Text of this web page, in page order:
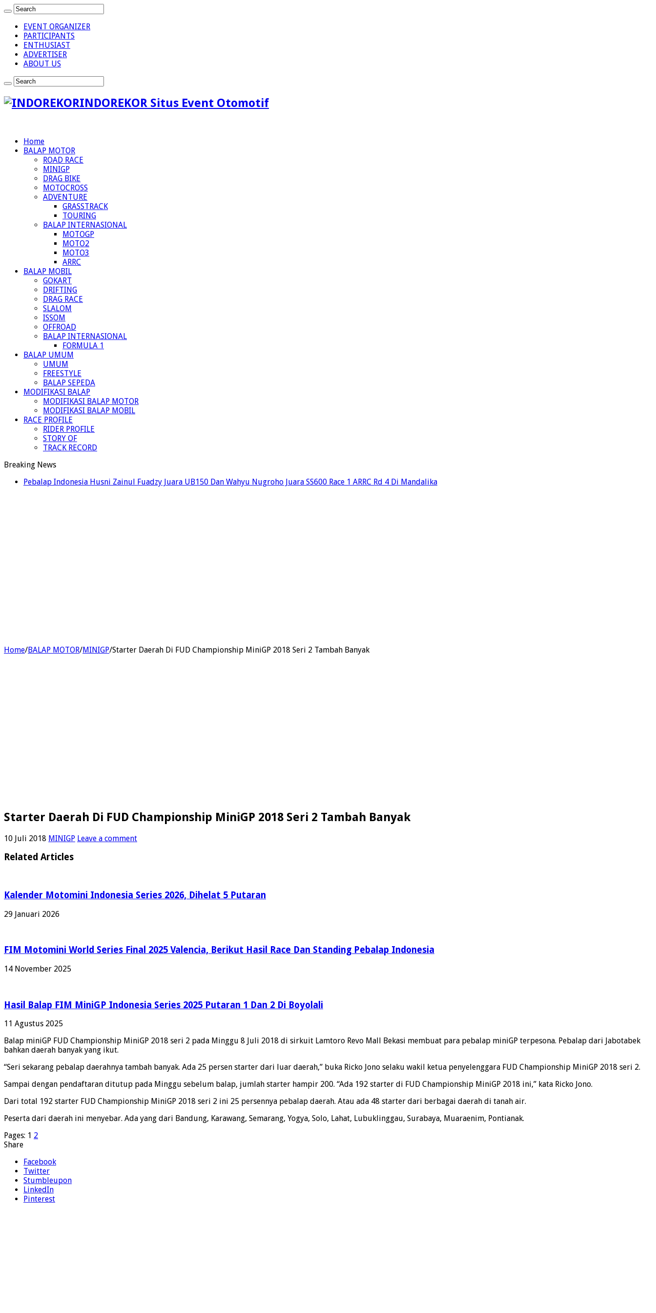
EVENT ORGANIZER
PARTICIPANTS
ENTHUSIAST
ADVERTISER
ABOUT US
INDOREKOR Situs Event Otomotif
Home
BALAP MOTOR
ROAD RACE
MINIGP
DRAG BIKE
MOTOCROSS
ADVENTURE
GRASSTRACK
TOURING
BALAP INTERNASIONAL
MOTOGP
MOTO2
MOTO3
ARRC
BALAP MOBIL
GOKART
DRIFTING
DRAG RACE
SLALOM
ISSOM
OFFROAD
BALAP INTERNASIONAL
FORMULA 1
BALAP UMUM
UMUM
FREESTYLE
BALAP SEPEDA
MODIFIKASI BALAP
MODIFIKASI BALAP MOTOR
MODIFIKASI BALAP MOBIL
RACE PROFILE
RIDER PROFILE
STORY OF
TRACK RECORD
Breaking News
Pebalap Indonesia Husni Zainul Fuadzy Juara UB150 Dan Wahyu Nugroho Juara SS600 Race 1 ARRC Rd 4 Di Mandalika
Home/BALAP MOTOR/MINIGP/Starter Daerah Di FUD Championship MiniGP 2018 Seri 2 Tambah Banyak
Starter Daerah Di FUD Championship MiniGP 2018 Seri 2 Tambah Banyak
10 Juli 2018 MINIGP Leave a comment
Related Articles
Kalender Motomini Indonesia Series 2026, Dihelat 5 Putaran
29 Januari 2026
FIM Motomini World Series Final 2025 Valencia, Berikut Hasil Race Dan Standing Pebalap Indonesia
14 November 2025
Hasil Balap FIM MiniGP Indonesia Series 2025 Putaran 1 Dan 2 Di Boyolali
11 Agustus 2025
Balap miniGP FUD Championship MiniGP 2018 seri 2 pada Minggu 8 Juli 2018 di sirkuit Lamtoro Revo Mall Bekasi membuat para pebalap miniGP terpesona. Pebalap dari Jabotabek
bahkan daerah banyak yang ikut.
“Seri sekarang pebalap daerahnya tambah banyak. Ada 25 persen starter dari luar daerah,” buka Ricko Jono selaku wakil ketua penyelenggara FUD Championship MiniGP 2018 seri 2.
Sampai dengan pendaftaran ditutup pada Minggu sebelum balap, jumlah starter hampir 200. “Ada 192 starter di FUD Championship MiniGP 2018 ini,” kata Ricko Jono.
Dari total 192 starter FUD Championship MiniGP 2018 seri 2 ini 25 persennya pebalap daerah. Atau ada 48 starter dari berbagai daerah di tanah air.
Peserta dari daerah ini menyebar. Ada yang dari Bandung, Karawang, Semarang, Yogya, Solo, Lahat, Lubuklinggau, Surabaya, Muaraenim, Pontianak.
Pages: 1 2
Share
Facebook
Twitter
Stumbleupon
LinkedIn
Pinterest